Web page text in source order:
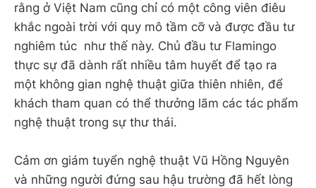
rằng ở Việt Nam cũng chỉ có một công viên điêu
khắc ngoài trời với quy mô tầm cỡ và được đầu tư
nghiêm túc như thế này. Chủ đầu tư Flamingo
thực sự đã dành rất nhiều tâm huyết để tạo ra
một không gian nghệ thuật giữa thiên nhiên, để
khách tham quan có thể thưởng lãm các tác phẩm
nghệ thuật trong sự thư thái.
Cảm ơn giám tuyển nghệ thuật Vũ Hồng Nguyên
và những người đứng sau hậu trường đã hết lòng